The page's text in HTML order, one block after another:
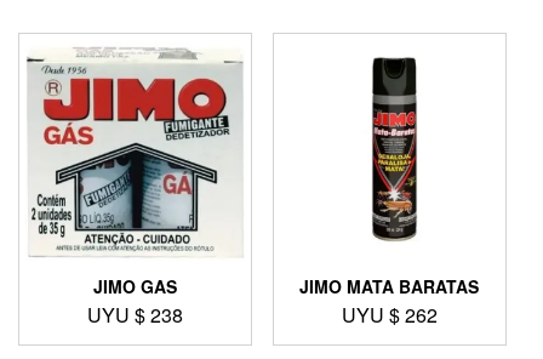
JIMO GAS
UYU $238
JIMO MATA BARATAS
UYU $262